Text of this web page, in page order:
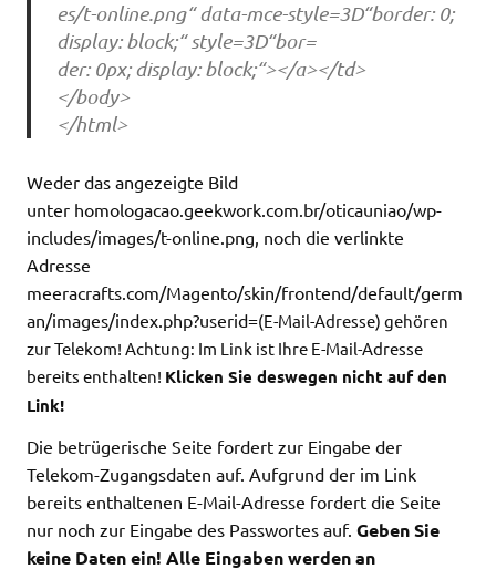
es/t-online.png“ data-mce-style=3D“border: 0;
display: block;“ style=3D“bor=
der: 0px; display: block;“></a></td>
</body>
</html>
Weder das angezeigte Bild
unter homologacao.geekwork.com.br/oticauniao/wp-
includes/images/t-online.png, noch die verlinkte
Adresse
meeracrafts.com/Magento/skin/frontend/default/germ
an/images/index.php?userid=(E-Mail-Adresse) gehören
zur Telekom! Achtung: Im Link ist Ihre E-Mail-Adresse
bereits enthalten! Klicken Sie deswegen nicht auf den
Link!
Die betrügerische Seite fordert zur Eingabe der
Telekom-Zugangsdaten auf. Aufgrund der im Link
bereits enthaltenen E-Mail-Adresse fordert die Seite
nur noch zur Eingabe des Passwortes auf. Geben Sie
keine Daten ein! Alle Eingaben werden an